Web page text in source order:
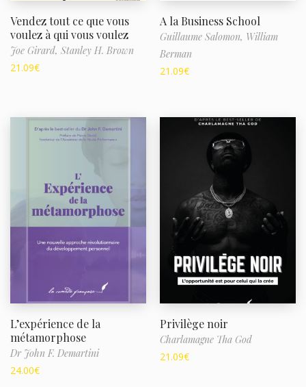
Vendez tout ce que vous
voulez à qui vous voulez
Joe Girard, Stanley H. Brown
21.09€
A la Business School
Guillaume Salomon, William
Berman
21.09€
L’expérience de la
métamorphose
Dr John F. Demartini
24.00€
Privilège noir
Charlamagne Tha God
21.09€